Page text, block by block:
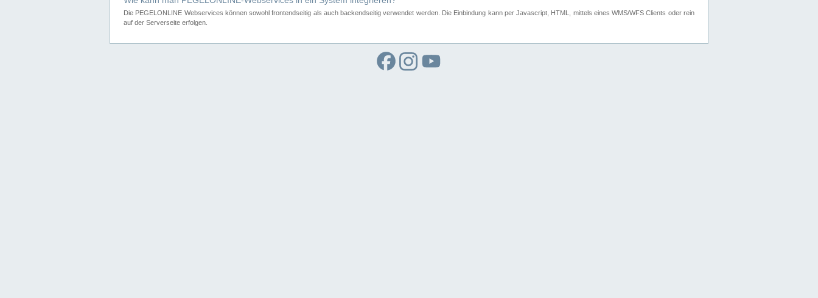
Die PEGELONLINE Webservices können sowohl frontendseitig als auch backendseitig verwendet werden. Die Einbindung kann per Javascript, HTML, mittels eines WMS/WFS Clients oder rein
auf der Serverseite erfolgen.